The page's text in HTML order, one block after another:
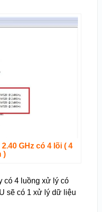
GHz có 4 lõi ( 4
)
có 4 luồng xử lý có
sẽ có 1 xử lý dữ liệu